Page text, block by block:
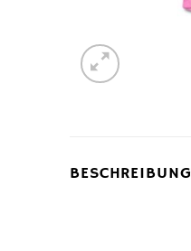
BESCHREIBUNG